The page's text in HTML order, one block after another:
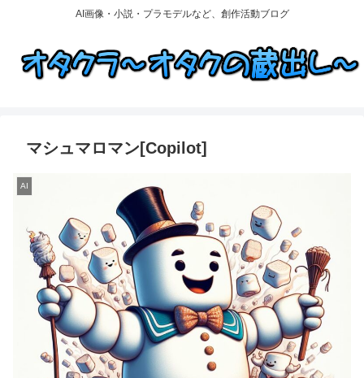
AI画像・小説・プラモデルなど、創作活動ブログ
マシュマロマン[Copilot]
AI